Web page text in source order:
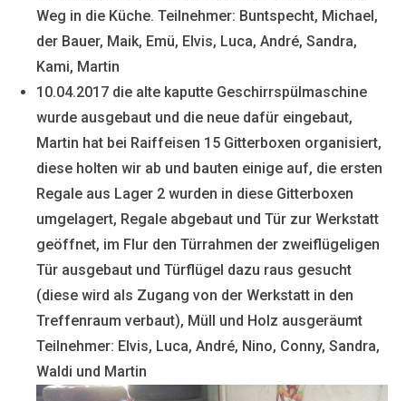
Weg in die Küche. Teilnehmer: Buntspecht, Michael,
der Bauer, Maik, Emü, Elvis, Luca, André, Sandra,
Kami, Martin
10.04.2017 die alte kaputte Geschirrspülmaschine
wurde ausgebaut und die neue dafür eingebaut,
Martin hat bei Raiffeisen 15 Gitterboxen organisiert,
diese holten wir ab und bauten einige auf, die ersten
Regale aus Lager 2 wurden in diese Gitterboxen
umgelagert, Regale abgebaut und Tür zur Werkstatt
geöffnet, im Flur den Türrahmen der zweiflügeligen
Tür ausgebaut und Türflügel dazu raus gesucht
(diese wird als Zugang von der Werkstatt in den
Treffenraum verbaut), Müll und Holz ausgeräumt
Teilnehmer: Elvis, Luca, André, Nino, Conny, Sandra,
Waldi und Martin